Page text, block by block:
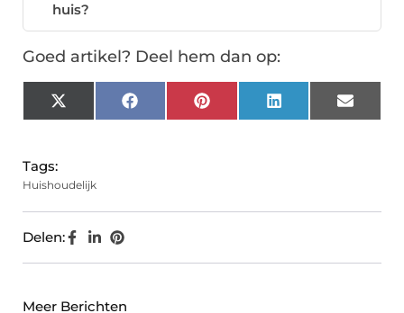
huis?
Goed artikel? Deel hem dan op:
X
(Twitter)
FacebookPinterest LinkedIn Email
Tags:
Huishoudelijk
Delen:
Meer Berichten